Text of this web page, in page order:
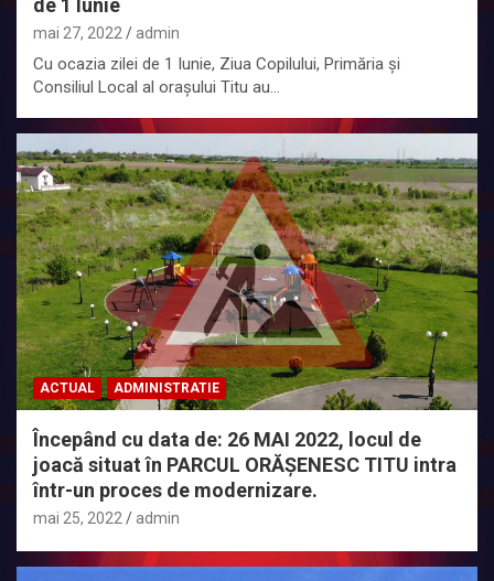
de 1 Iunie
mai 27, 2022 admin
Cu ocazia zilei de 1 Iunie, Ziua Copilului, Primăria și
Consiliul Local al orașului Titu au…
ACTUAL ADMINISTRATIE
Începând cu data de: 26 MAI 2022, locul de
joacă situat în PARCUL ORĂȘENESC TITU intra
într-un proces de modernizare.
mai 25, 2022 admin